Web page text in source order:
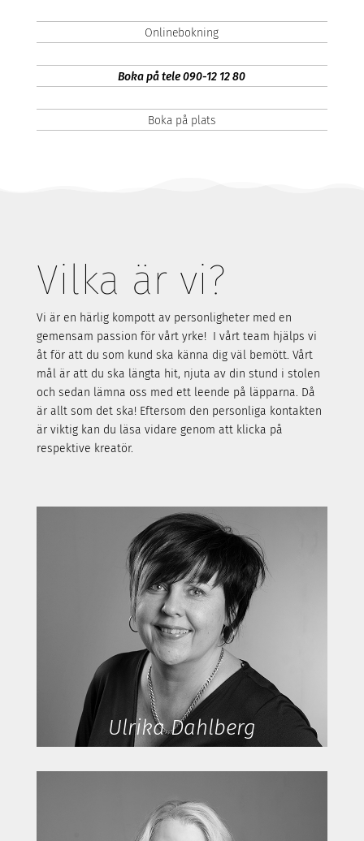
Onlinebokning
Boka på tele 090-12 12 80
Boka på plats
Vilka är vi?
Vi är en härlig kompott av personligheter med en
gemensam passion för vårt yrke! I vårt team hjälps vi
åt för att du som kund ska känna dig väl bemött. Vårt
mål är att du ska längta hit, njuta av din stund i stolen
och sedan lämna oss med ett leende på läpparna. Då
är allt som det ska! Eftersom den personliga kontakten
är viktig kan du läsa vidare genom att klicka på
respektive kreatör.
Ulrika Dahlberg